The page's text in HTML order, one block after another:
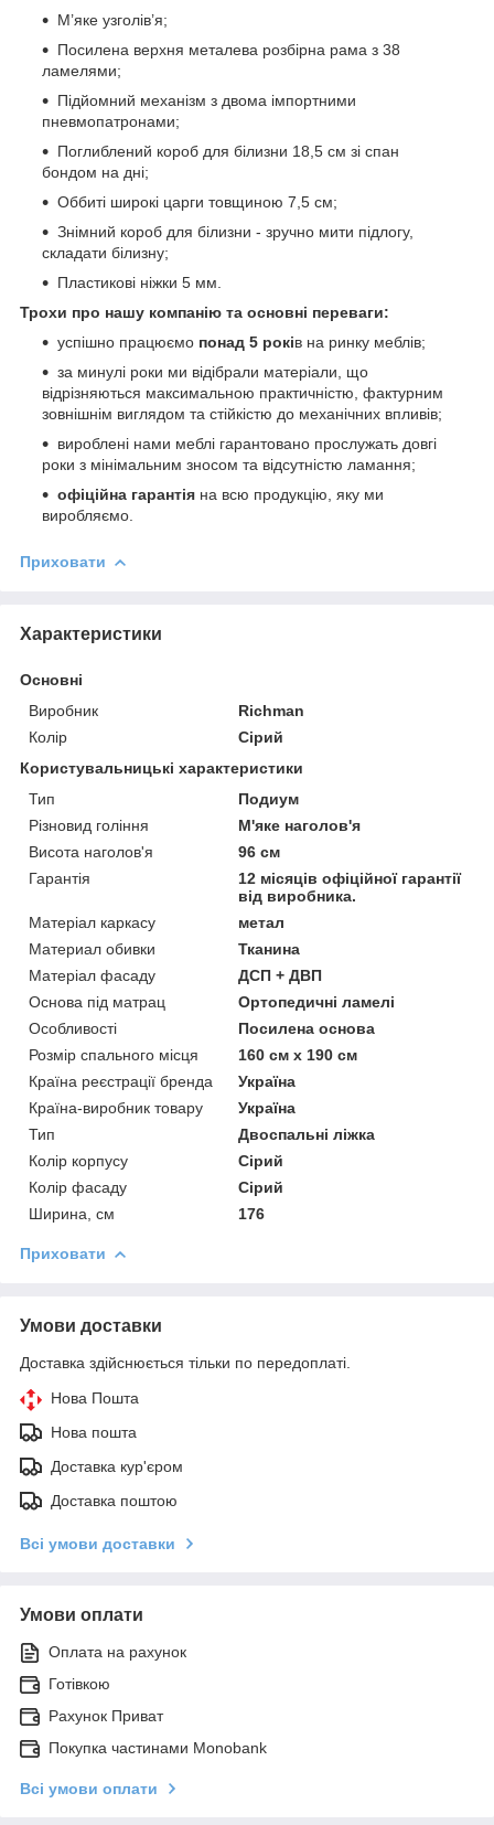
М’яке узголів’я;
Посилена верхня металева розбірна рама з 38
ламелями;
Підйомний механізм з двома імпортними
пневмопатронами;
Поглиблений короб для білизни 18,5 см зі спан
бондом на дні;
Оббиті широкі царги товщиною 7,5 см;
Знімний короб для білизни - зручно мити підлогу,
складати білизну;
Пластикові ніжки 5 мм.
Трохи про нашу компанію та основні переваги:
успішно працюємо понад 5 років на ринку меблів;
за минулі роки ми відібрали матеріали, що
відрізняються максимальною практичністю, фактурним
зовнішнім виглядом та стійкістю до механічних впливів;
вироблені нами меблі гарантовано прослужать довгі
роки з мінімальним зносом та відсутністю ламання;
офіційна гарантія на всю продукцію, яку ми
виробляємо.
Приховати
Характеристики
Основні
Виробник
Richman
Колір
Сірий
Користувальницькі характеристики
Тип
Подиум
Різновид гоління
М'яке наголов'я
Висота наголов'я
96 см
Гарантія
12 місяців офіційної гарантії
від виробника.
Матеріал каркасу
метал
Материал обивки
Тканина
Матеріал фасаду
ДСП + ДВП
Основа під матрац
Ортопедичні ламелі
Особливості
Посилена основа
Розмір спального місця
160 см х 190 см
Країна реєстрації бренда
Україна
Країна-виробник товару
Україна
Тип
Двоспальні ліжка
Колір корпусу
Сірий
Колір фасаду
Сірий
Ширина, см
176
Приховати
Умови доставки
Доставка здійснюється тільки по передоплаті.
Нова Пошта
Нова пошта
Доставка кур'єром
Доставка поштою
Всі умови доставки
Умови оплати
Оплата на рахунок
Готівкою
Рахунок Приват
Покупка частинами Monobank
Всі умови оплати